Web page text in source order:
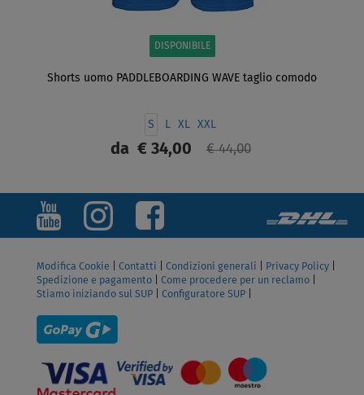
DISPONIBILE
Shorts uomo PADDLEBOARDING WAVE taglio comodo
S XL XXL
da € 34,00 € 44,00
SCHERMO
Modifica Cookie Contatti Condizioni generali Privacy Policy
Spedizione e pagamento
Come procedere per un reclamo
Stiamo iniziando sul SUP
Configuratore SUP